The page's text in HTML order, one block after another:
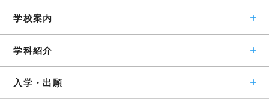
学校案内
学科紹介
入学・出願